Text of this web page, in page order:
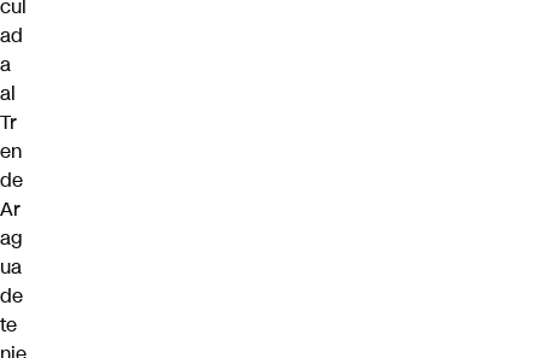
cul
ad
a
al
Tr
en
de
Ar
ag
ua
de
te